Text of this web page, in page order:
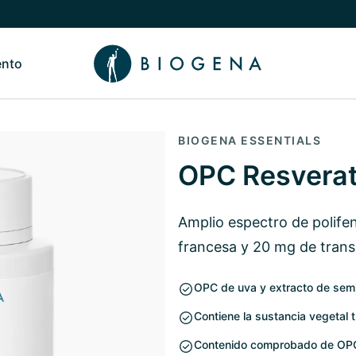
NosotrosAlternar submenú de Conocimiento
BIOGENA ESSENTIALS
OPC
Amplio espectro de
francesa y 20 mg de
OPC de uva y extracto de
Contiene la sustancia vegetal
Contenido comprobado de